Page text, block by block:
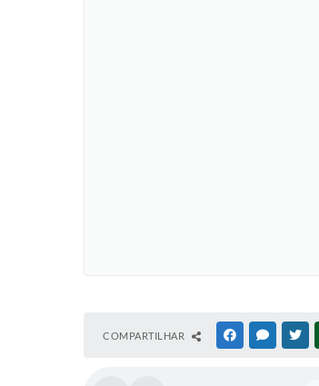
COMPARTILHAR FACEBOOK